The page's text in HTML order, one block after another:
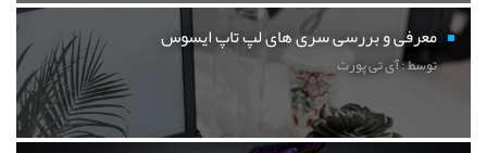
معرفی و بررسی سری های لپ تاپ ایسوس
توسط : آی تی پورت